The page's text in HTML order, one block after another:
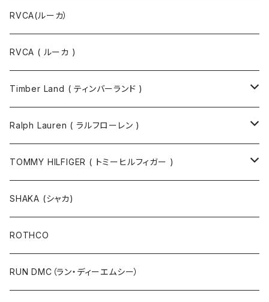
RVCA(ルーカ）
RVCA ( ルーカ )
Timber Land ( ティンバーランド )
ソックス
半袖Tシャツ
長袖Tシャツ
キャップ
ニットキャップ / ビーニー
Ralph Lauren ( ラルフローレン )
シャツ
帽子
ニットキャップ / ビーニー
キャップ
マフラー / ストール
シューズ
TOMMY HILFIGER ( トミーヒルフィガー )
ジャケット
SHAKA (シャカ)
ROTHCO
RUN DMC（ラン・ディーエムシー）